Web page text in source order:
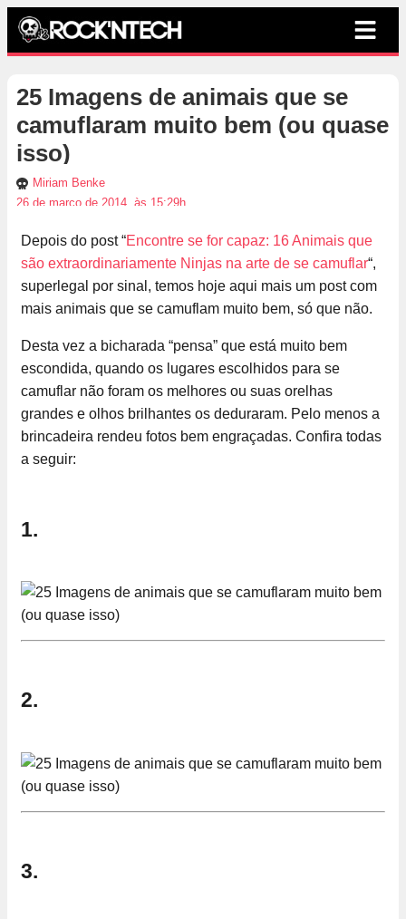
25 Imagens de animais que se
camuflaram muito bem (ou quase
isso)
Miriam Benke
26 de março de 2014, às 15:29h
Depois do post “Encontre se for capaz: 16 Animais que
são extraordinariamente Ninjas na arte de se camuflar“,
superlegal por sinal, temos hoje aqui mais um post com
mais animais que se camuflam muito bem, só que não.
Desta vez a bicharada “pensa” que está muito bem
escondida, quando os lugares escolhidos para se
camuflar não foram os melhores ou suas orelhas
grandes e olhos brilhantes os deduraram. Pelo menos a
brincadeira rendeu fotos bem engraçadas. Confira todas
a seguir:
1.
2.
3.